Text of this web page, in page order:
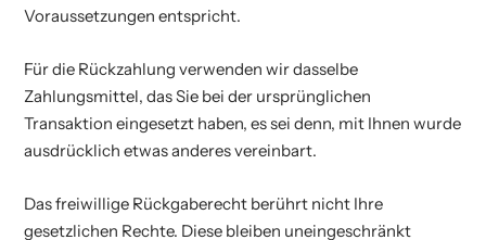
Voraussetzungen entspricht.
Für die Rückzahlung verwenden wir dasselbe
Zahlungsmittel, das Sie bei der ursprünglichen
Transaktion eingesetzt haben, es sei denn, mit Ihnen wurde
ausdrücklich etwas anderes vereinbart.
Das freiwillige Rückgaberecht berührt nicht Ihre
gesetzlichen Rechte. Diese bleiben uneingeschränkt